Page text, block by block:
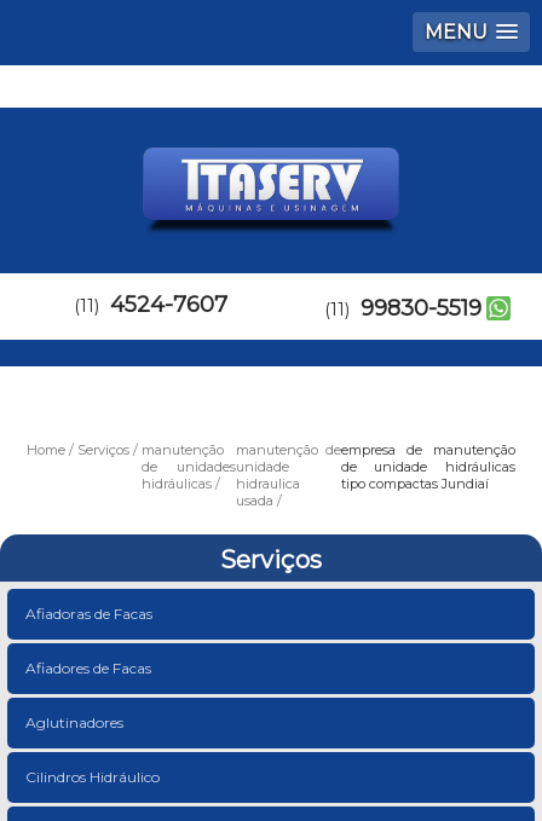
MENU
(11) 4524-7607 (11) 99830-5519
Home Serviços
manutenção
de unidades
hidráulicas
manutenção de
unidade
hidraulica
usada
empresa de manutenção
de unidade hidráulicas
tipo compactas Jundiaí
Serviços
Afiadoras de Facas
Afiadores de Facas
Aglutinadores
Cilindros Hidráulico